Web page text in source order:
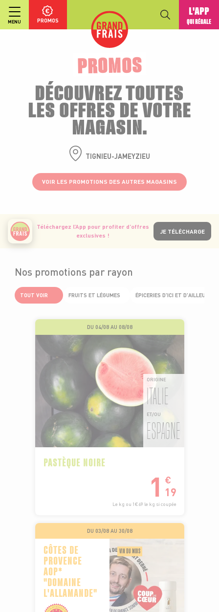
MENU PROMOS
L'APP
QUI RÉGALE
PROMOS
DÉCOUVREZ TOUTES
LES OFFRES DE VOTRE
MAGASIN.
TIGNIEU-JAMEYZIEU
VOIR LES PROMOTIONS DES AUTRES MAGASINS
Téléchargez l’App pour profiter d’offres
exclusives !
JE TÉLÉCHARGE
Nos promotions par rayon
TOUT VOIR FRUITS ET LÉGUMES ÉPICERIES D'ICI ET D'AILLEURS
DU 04/08 AU 08/08
ORIGINE
ITALIE
ET/OU
ESPAGNE
PASTÈQUE NOIRE
1 €
19
Le kg ou 1€69 le kg si coupée
DU 03/08 AU 30/08
CÔTES DE
PROVENCE
AOP*
"DOMAINE
L'ALLAMANDE"
VIN DU MOIS